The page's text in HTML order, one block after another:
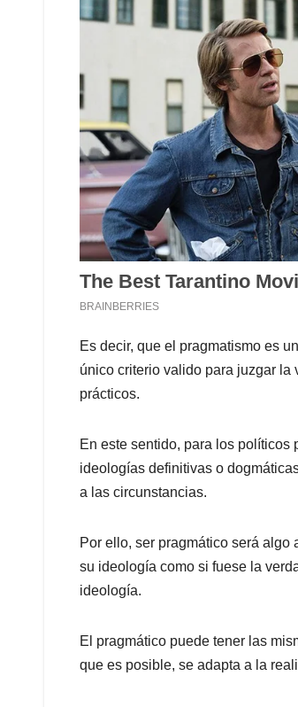
Es decir, que el pragmatismo es
único criterio valido para juzgar
prácticos.
En este sentido, para los
ideologías definitivas o
a las circunstancias.
Por ello, ser pragmático será algo
su ideología como si fuese la
ideología.
El pragmático puede tener las
que es posible, se adapta a la